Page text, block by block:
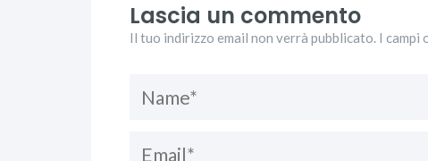
Lascia un commento
Il tuo indirizzo email non verrà pubblicato. I